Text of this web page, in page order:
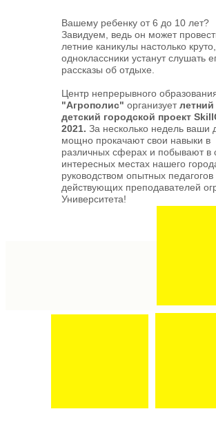
Вашему ребенку от 6 до 10 лет?
Завидуем, ведь он может
летние каникулы настолько
одноклассники устанут слушать
рассказы об отдыхе.
Центр непрерывного
"Агрополис" организуетлетний
детский городской проект
2021. За несколько недель ваши
мощно прокачают свои навыки в
различных сферах и побывают в
интересных местах нашего
руководством опытных педагогов
действующих преподавателей
Университета!